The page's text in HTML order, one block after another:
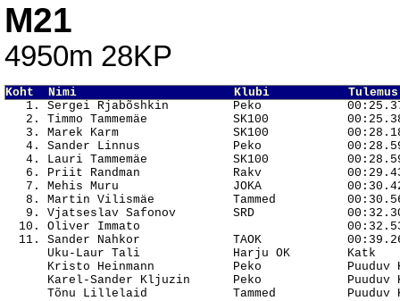
M21
4950m 28KP
Koht  Nimi                      Klubi
1. Sergei Rjabõshkin         Peko
2. Timmo Tammemäe            SK100
3. Marek Karm                SK100
4. Sander Linnus             Peko
4. Lauri Tammemäe            SK100
6. Priit Randman             Rakv
7. Mehis Muru                JOKA
8. Martin Vilismäe           Tammed
9. Vjatseslav Safonov        SRD
10. Oliver Immato
11. Sander Nahkor             TAOK
Uku-Laur Tali             Harju OK
Kristo Heinmann           Peko            Puuduv
Karel-Sander Kljuzin      Peko            Puuduv
Tõnu Lillelaid            Tammed          Puuduv